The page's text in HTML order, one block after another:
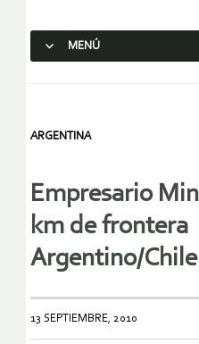
MENÚ
ARGENTINA
Empresario
km de frontera
Argentino/
13 SEPTIEMBRE, 2010